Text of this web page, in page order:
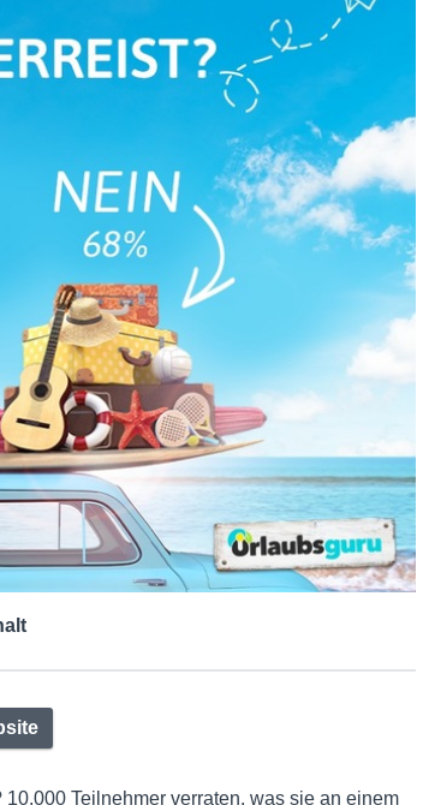
Teilnehmer verraten, was sie an einem